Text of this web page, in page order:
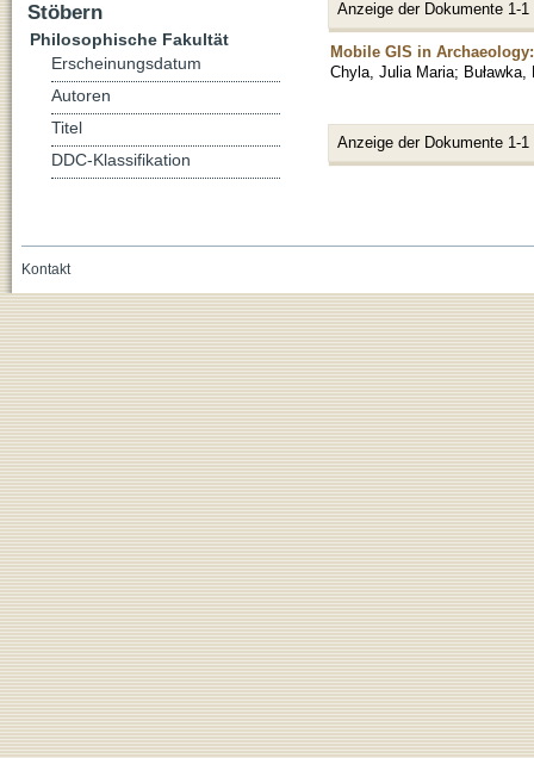
Anzeige der Dokumente 1-1
Mobile GIS in
Chyla, Julia Maria; Buławka,
Anzeige der Dokumente 1-1
Stöbern
Philosophische Fakultät
Erscheinungsdatum
Autoren
Titel
DDC-Klassifikation
Kontakt